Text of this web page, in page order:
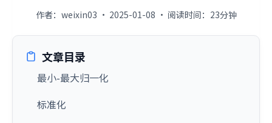
作者：weixin03 · 2025-01-08 · 阅读时间：23分钟
文章目录
最小-最大归一化
标准化